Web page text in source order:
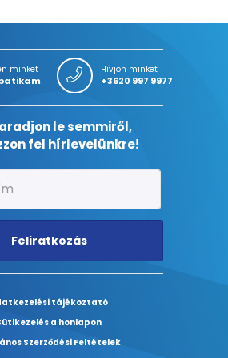
minket Hívjon minket
+3620 997 9977
le semmiről,
fel hírlevelünkre!
Feliratkozás
tájékoztató
a honlapon
Szerződési Feltételek